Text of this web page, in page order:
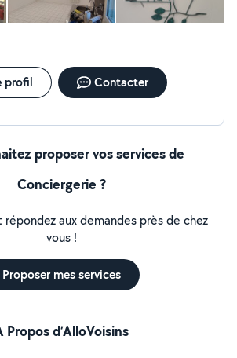
profil Contacter
proposer vos services de
Conciergerie ?
répondez aux demandes près de chez
vous !
Proposer mes services
Propos d’AlloVoisins